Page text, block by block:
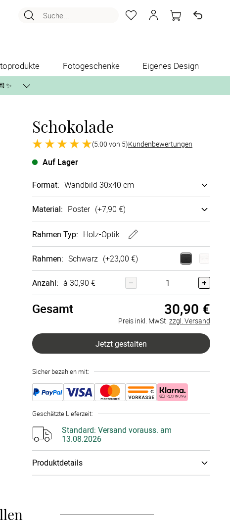
Suche...
Fotogeschenke Eigenes Design
✨
per Post zusenden.
Schokolade
(5.00 von 5)Kundenbewertungen
Auf Lager
Format: Wandbild 30x40 cm
Wandbild
30x40 cm
Wandbild
20x30 cm
Material: Poster (+7,90 €)
Poster
+7,90 €
Lein­wand
+26,90 €
Acryl-Glas
Fineart
+39,90 €
Alu-Dibond
Direkt­
Rahmen Typ: Holz-Optik
Kein Rahmen
Holz-Optik
Rahmen: Schwarz (+23,00 €)
Anzahl: à 30,90 €
Gesamt 30,90 €
Preis inkl. MwSt. zzgl. Versand
Jetzt gestalten
Sicher bezahlen mit:
Geschätzte Lieferzeit:
Standard: Versand vorauss. am
13.08.2026
Produktdetails
edles Poster, ein Wandbild auf Acryl-Glas mit